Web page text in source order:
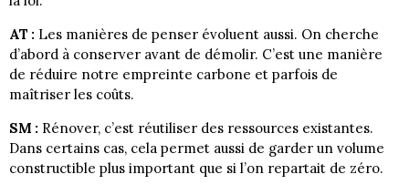
AT : Les manières de penser évoluent aussi. On cherche
d’abord à conserver avant de démolir. C’est une manière
de réduire notre empreinte carbone et parfois de
maîtriser les coûts.
SM : Rénover, c’est réutiliser des ressources existantes.
Dans certains cas, cela permet aussi de garder un volume
constructible plus important que si l’on repartait de zéro.